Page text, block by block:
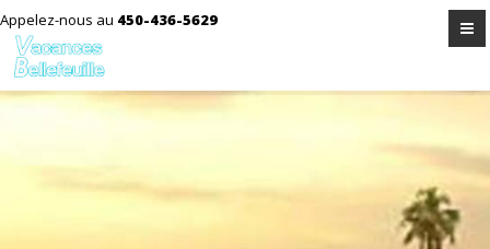
Appelez-nous au 450-436-5629